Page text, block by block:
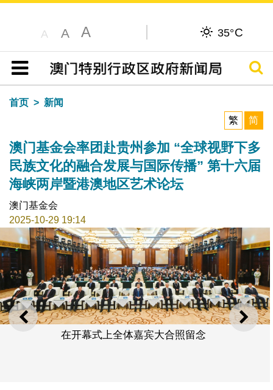
A A A 35°C
目录
搜寻
首页
新闻
繁
简
澳门基金会率团赴贵州参加 “全球视野下多
民族文化的融合发展与国际传播” 第十六届
海峡两岸暨港澳地区艺术论坛
澳门基金会
2025-10-29 19:14
上一则 下一
在开幕式上全体嘉宾大合照留念